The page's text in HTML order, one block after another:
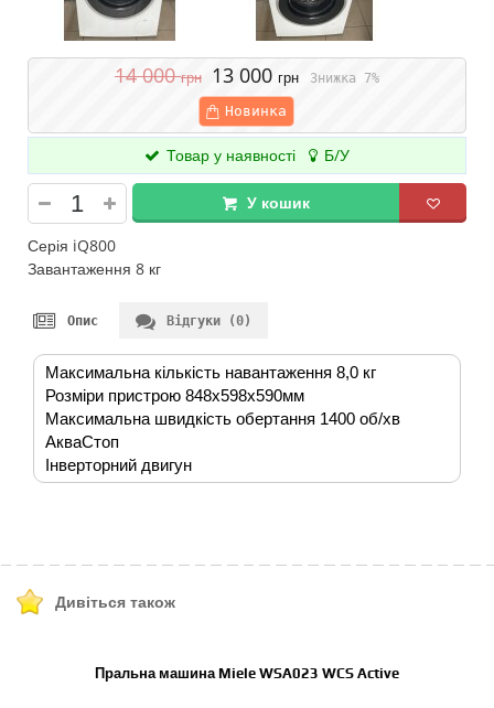
14 000грн 13 000 грн Знижка 7%
Новинка
Товар у наявності Б/У
У кошик
Серія iQ800
Завантаження 8 кг
Опис Відгуки (0)
Максимальна кількість навантаження 8,0 кг
Розміри пристрою 848x598x590мм
Максимальна швидкість обертання 1400 об/хв
АкваСтоп
Інверторний двигун
Дивіться також
Пральна машина Miele WSA023 WCS Active